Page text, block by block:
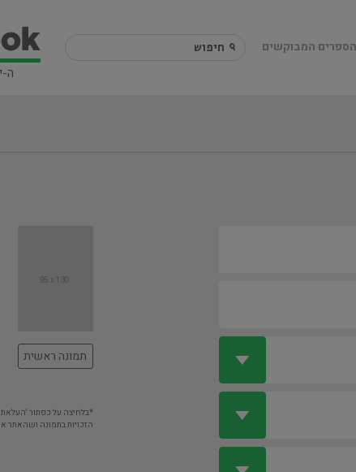
ה-יד2 של
הספרים המבוקשים
תמונה ראשית
*בלחיצה על כפתור
הזכויות בתמונה ושהאתר